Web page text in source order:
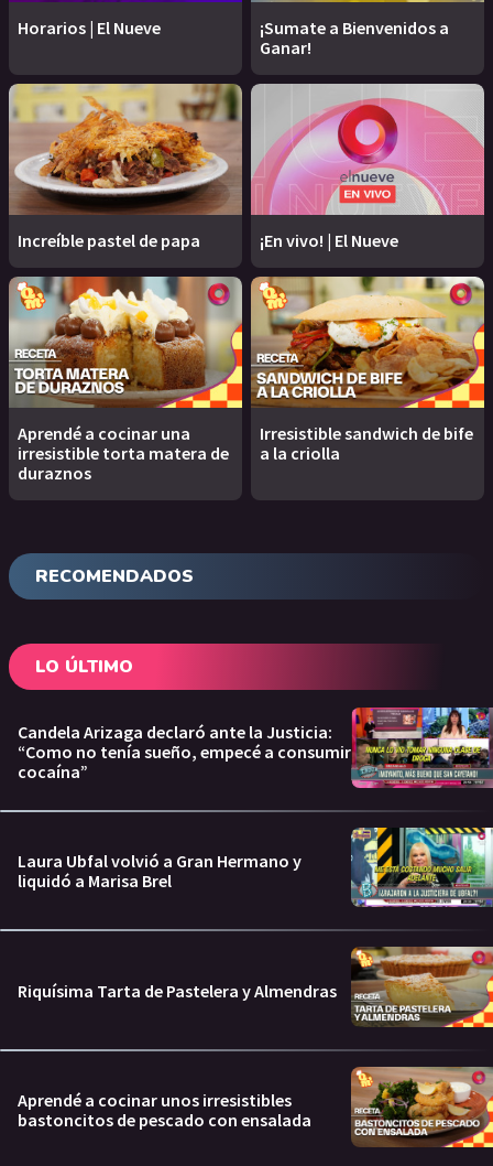
Horarios | El Nueve
¡Sumate a Bienvenidos a
Ganar!
Increíble pastel de papa ¡En vivo! | El Nueve
Aprendé a cocinar una
irresistible torta matera de
duraznos
Irresistible sandwich de bife
a la criolla
RECOMENDADOS
LO ÚLTIMO
Candela Arizaga declaró ante la Justicia:
“Como no tenía sueño, empecé a consumir
cocaína”
Laura Ubfal volvió a Gran Hermano y
liquidó a Marisa Brel
Riquísima Tarta de Pastelera y Almendras
Aprendé a cocinar unos irresistibles
bastoncitos de pescado con ensalada